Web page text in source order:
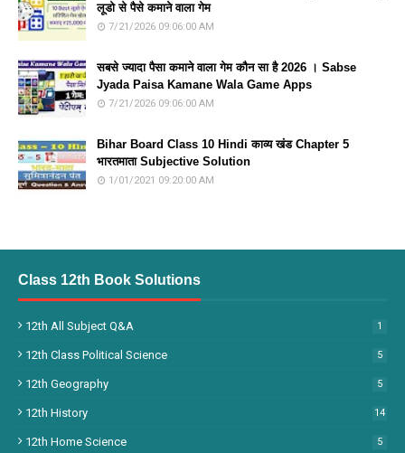
लूडो से पैसे कमाने वाला गेम
7/21/2026 09:06:00 AM
सबसे ज्यादा पैसा कमाने वाला गेम कौन सा है 2026 । Sabse
Jyada Paisa Kamane Wala Game Apps
7/21/2026 09:06:00 AM
Bihar Board Class 10 Hindi काव्य खंड Chapter 5
भारतमाता Subjective Solution
1/01/2021 09:20:00 AM
Class 12th Book Solutions
12th All Subject Q&A 1
12th Class Political Science 5
12th Geography 5
12th History 14
12th Home Science 5